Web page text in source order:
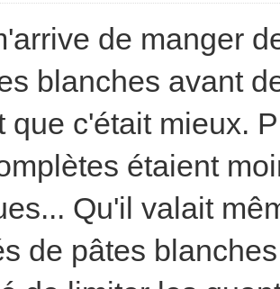
de manger
blanches avant
que c'était mieux.
étaient
Qu'il valait
de pâtes